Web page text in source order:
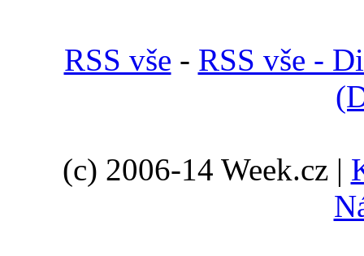
RSS vše - RSS vše -
(c) 2006-14 Week.cz |